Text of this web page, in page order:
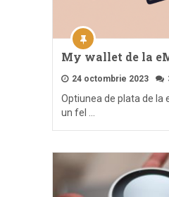
My wallet de la
24 octombrie 2023
Optiunea de plata de la
un fel …